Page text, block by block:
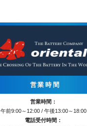
営業時間
営業時間：
午前9:00～12:00 / 午後13:00～18:00
電話受付時間：